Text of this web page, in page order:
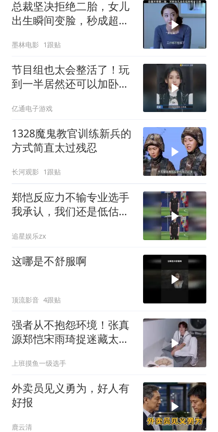
总裁坚决拒绝二胎，女儿
出生瞬间变脸，秒成超级
墨林电影 1跟贴
节目组也太会整活了！玩
到一半居然还可以加卧
亿通电子游戏
1328魔鬼教官训练新兵的
方式简直太过残忍
长河观影 1跟贴
郑恺反应力不输专业选手
我承认，我们还是低估郑
追星娱乐zx
这哪是不舒服啊
顶流影音 4跟贴
强者从不抱怨环境！张真
源郑恺宋雨琦捉迷藏太会
上班摸鱼一级选手
外卖员见义勇为，好人有
好报
鹿云清